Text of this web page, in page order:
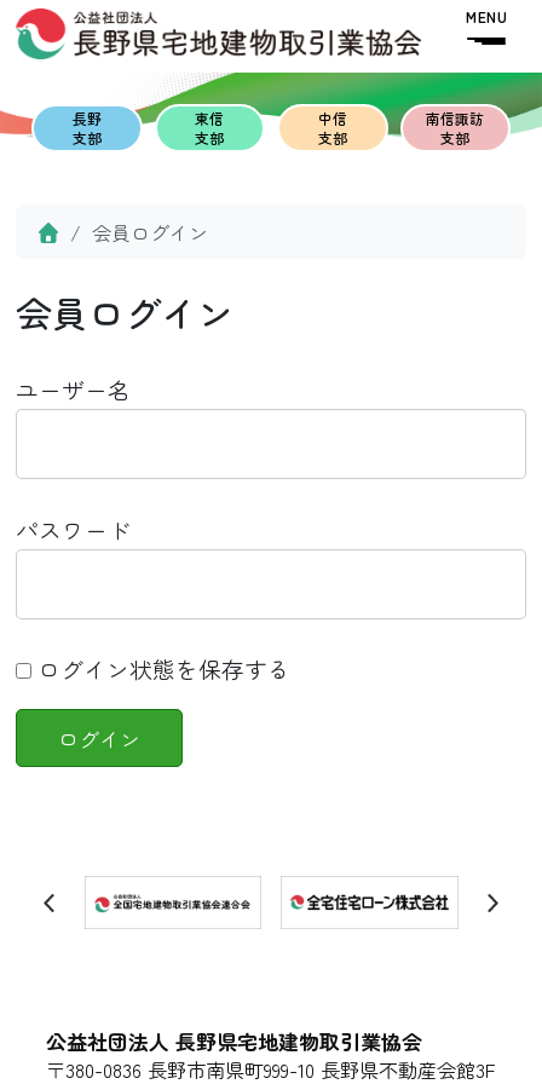
Skip to content
Skip to footer
長野
支部
東信
支部
中信
支部
南信諏訪
支部
Home会員ログイン
会員ログイン
ユーザー名
パスワード
ログイン状態を保存する
公益社団法人 長野県宅地建物取引業協会
〒380-0836 長野市南県町999-10 長野県不動産会館3F
MENU